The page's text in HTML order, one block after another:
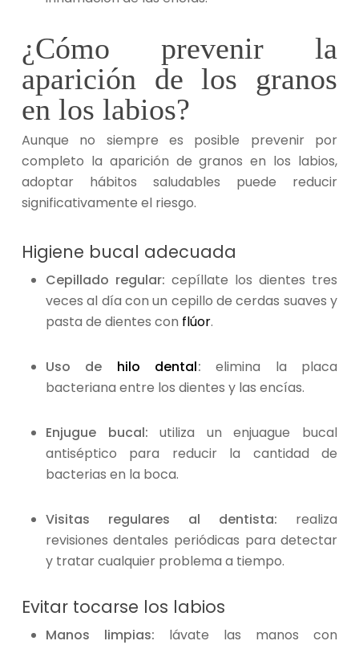
¿Cómo prevenir la
aparición de los granos
en los labios?
Aunque no siempre es posible prevenir por
completo la aparición de granos en los labios,
adoptar hábitos saludables puede reducir
significativamente el riesgo.
Higiene bucal adecuada
Cepillado regular: cepíllate los dientes tres
veces al día con un cepillo de cerdas suaves y
pasta de dientes con flúor.
Uso de hilo dental:elimina la placa
bacteriana entre los dientes y las encías.
Enjugue bucal:utiliza un enjuague bucal
antiséptico para reducir la cantidad de
bacterias en la boca.
Visitas regulares al dentista: realiza
revisiones dentales periódicas para detectar
y tratar cualquier problema a tiempo.
Evitar tocarse los labios
Manos limpias: lávate las manos con